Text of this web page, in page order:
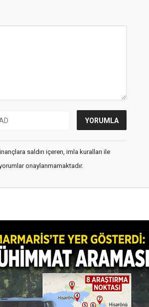
saldırı içeren, imla kuralları ile
onaylanmamaktadır.